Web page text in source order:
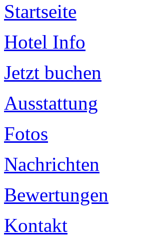
Startseite
Hotel Info
Jetzt buchen
Ausstattung
Fotos
Nachrichten
Bewertungen
Kontakt